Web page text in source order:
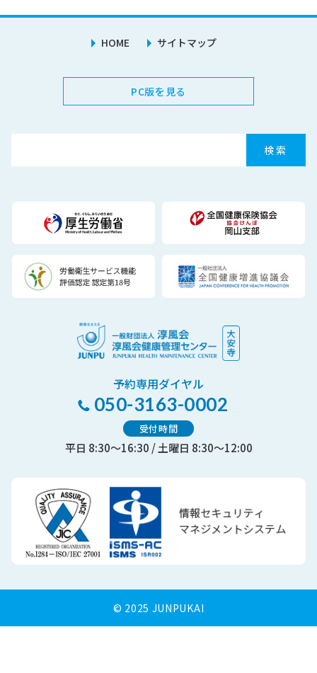
HOME サイトマップ
PC版を見る
予約専用ダイヤル
050-3163-0002
受付時間
平日 8:30～16:30 / 土曜日 8:30～12:00
© 2025 JUNPUKAI